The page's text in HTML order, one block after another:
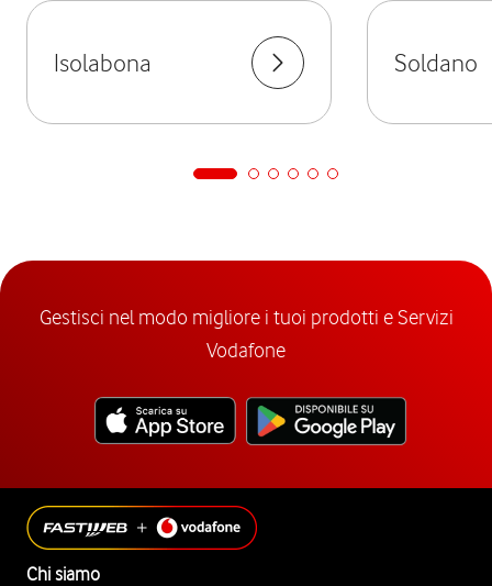
Isolabona Soldano
Gestisci nel modo migliore i tuoi prodotti e Servizi
Vodafone
Chi siamo